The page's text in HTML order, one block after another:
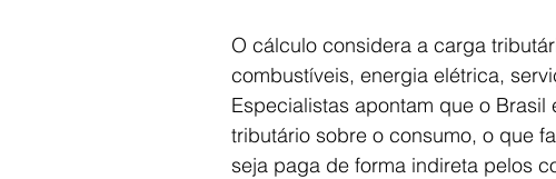
O cálculo considera a carga
combustíveis, energia elétrica,
Especialistas apontam que o
tributário sobre o consumo, o que
seja paga de forma indireta pelos